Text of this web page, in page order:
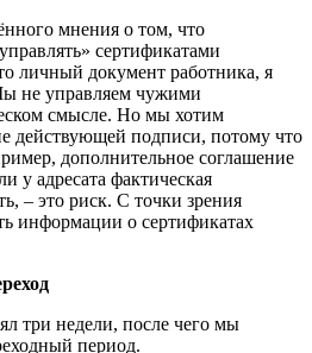
мнения о том, что
сертификатами
личный документ работника, я
не управляем чужими
смысле. Но мы хотим
действующей подписи, потому что
дополнительное соглашение
у адресата фактическая
– это риск. С точки зрения
информации о сертификатах
три недели, после чего мы
период.